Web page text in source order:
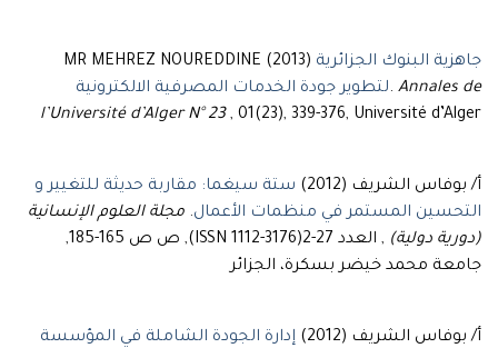
MR MEHREZ NOUREDDINE (2013) جاهزية البنوك الجزائرية
لتطوير جودة الخدمات المصرفية الالكترونية. Annales de
l’Université d’Alger N° 23, 01(23), 339-376, Université d’Alger
أ/ بوفاس الشريف (2012)
ستة سيغما: مقاربة حديثة للتغيير و
التحسين المستمر في منظمات الأعمال. مجلة العلوم الإنسانية
(دورية دولية)
, العدد 27-2(ISSN 1112-3176), ص ص 165-185,
جامعة محمد خيضر بسكرة، الجزائر
أ/ بوفاس الشريف (2012)
إدارة الجودة الشاملة في المؤسسة